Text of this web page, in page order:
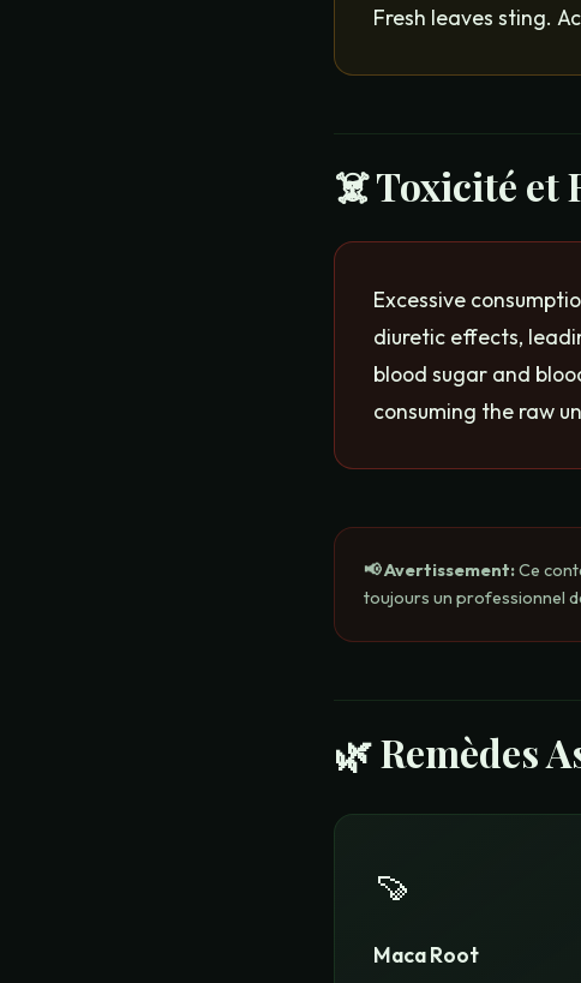
Fresh leaves sting.
☠️ Toxicité et
Excessive
diuretic effects,
blood sugar and
consuming the raw
📢 Avertissement:Ce
toujours un professionnel
🌿Remèdes
🍠
Maca Root